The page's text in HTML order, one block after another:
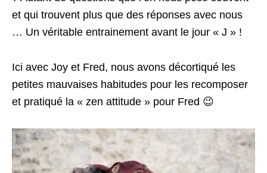
et qui trouvent plus que des réponses avec nous
… Un véritable entrainement avant le jour « J » !
Ici avec Joy et Fred, nous avons décortiqué les
petites mauvaises habitudes pour les recomposer
et pratiqué la « zen attitude » pour Fred 😉